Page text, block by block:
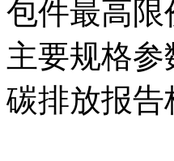
包件最高限
主要规格
碳排放报告